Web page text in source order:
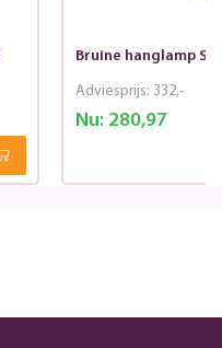
Bruine hanglamp
Nu:280,97
Adviesprijs: 332,-